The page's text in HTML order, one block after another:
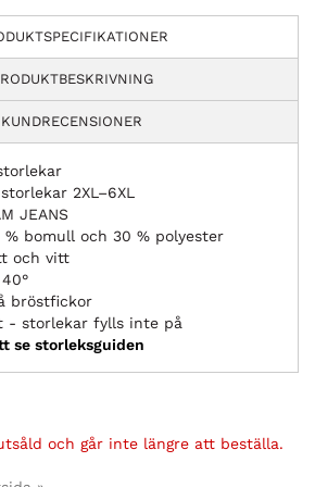
KUNDRECENSIONER
2XL–6XL
JEANS
% bomull och 30 % polyester
och vitt
bröstfickor
- storlekar fylls inte på
se storleksguiden
och går inte längre att beställa.